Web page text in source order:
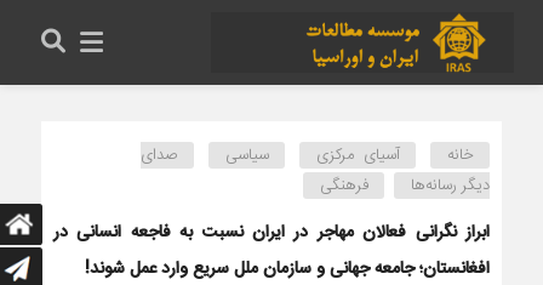
خانه آسیای مرکزی سیاسی
صدای
دیگر رسانه‌ها
فرهنگی
ابراز نگرانی فعالان مهاجر در ایران نسبت به فاجعه انسانی در
افغانستان؛ جامعه جهانی و سازمان ملل سریع وارد عمل شوند!